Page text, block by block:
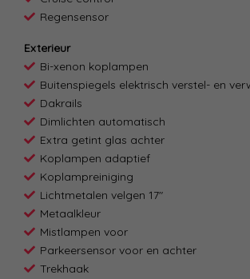
Regensensor
Exterieur
Bi-xenon koplampen
Buitenspiegels elektrisch verstel- en
Dakrails
Dimlichten automatisch
Extra getint glas achter
Koplampen adaptief
Koplampreiniging
Lichtmetalen velgen 17"
Metaalkleur
Mistlampen voor
Parkeersensor voor en achter
Trekhaak